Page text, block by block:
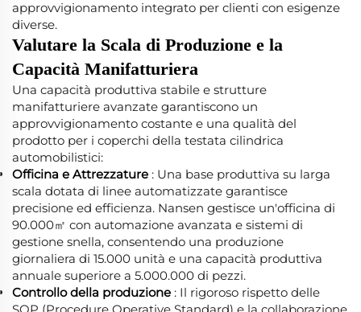
approvvigionamento integrato per clienti con esigenze
diverse.
Valutare la Scala di Produzione e la
Capacità Manifatturiera
Una capacità produttiva stabile e strutture
manifatturiere avanzate garantiscono un
approvvigionamento costante e una qualità del
prodotto per i coperchi della testata cilindrica
automobilistici:
Officina e Attrezzature : Una base produttiva su larga
scala dotata di linee automatizzate garantisce
precisione ed efficienza. Nansen gestisce un'officina di
90.000㎡ con automazione avanzata e sistemi di
gestione snella, consentendo una produzione
giornaliera di 15.000 unità e una capacità produttiva
annuale superiore a 5.000.000 di pezzi.
Controllo della produzione : Il rigoroso rispetto delle